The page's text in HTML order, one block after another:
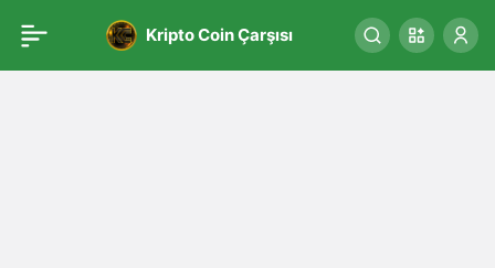
Kripto Coin Çarşısı